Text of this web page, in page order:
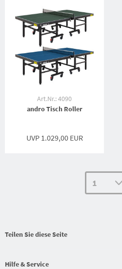
Art.Nr.: 4090
andro Tisch Roller
UVP 1.029,00 EUR
Teilen Sie diese Seite
Hilfe & Service